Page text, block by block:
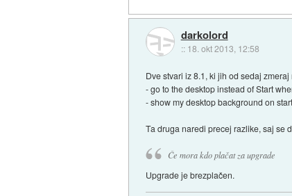
darkolord
:: 18. okt 2013, 12:58
Dve stvari iz 8.1, ki jih od sedaj
- go to the desktop instead of Start
- show my desktop background on start
Ta druga naredi precej razlike, saj se
Če mora kdo plačat za upgrade
Upgrade je brezplačen.